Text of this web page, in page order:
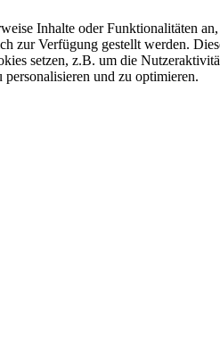
Inhalte oder Funktionalitäten
zur Verfügung gestellt werden.
setzen, z.B. um die
und zu optimieren.